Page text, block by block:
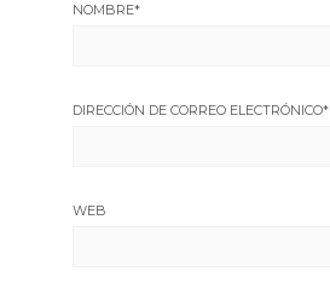
NOMBRE*
DIRECCIÓN DE CORREO ELECTRÓNICO*
WEB